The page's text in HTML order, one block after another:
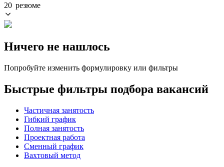
20 резюме
Ничего не нашлось
Попробуйте изменить формулировку или фильтры
Быстрые фильтры подбора вакансий
Частичная занятость
Гибкий график
Полная занятость
Проектная работа
Сменный график
Вахтовый метод